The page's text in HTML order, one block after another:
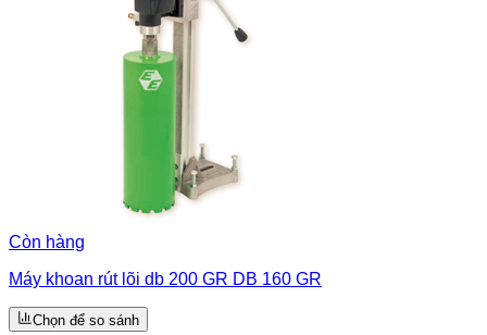
Còn hàng
Máy khoan rút lõi db 200 GR DB 160 GR
Chọn để so sánh